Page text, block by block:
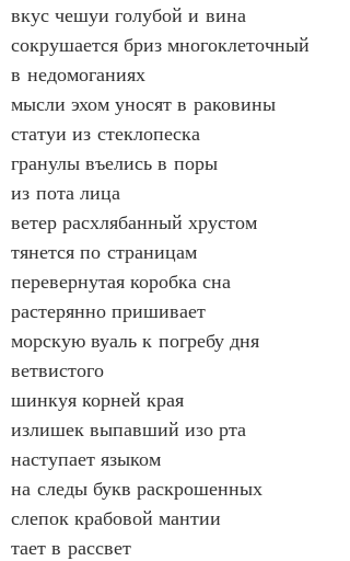
вкус чешуи голубой и вина
сокрушается бриз многоклеточный
в недомоганиях
мысли эхом уносят в раковины
статуи из стеклопеска
гранулы въелись в поры
из пота лица
ветер расхлябанный хрустом
тянется по страницам
перевернутая коробка сна
растерянно пришивает
морскую вуаль к погребу дня
ветвистого
шинкуя корней края
излишек выпавший изо рта
наступает языком
на следы букв раскрошенных
слепок крабовой мантии
тает в рассвет